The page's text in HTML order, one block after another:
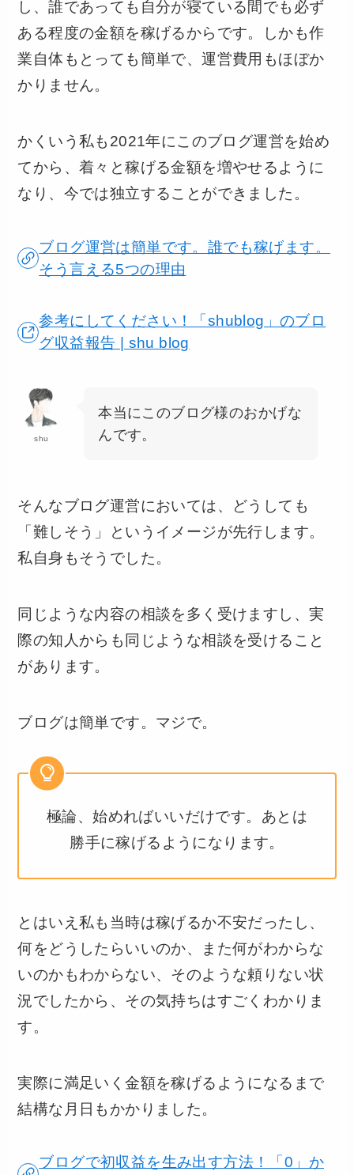
し、誰であっても自分が寝ている間でも必ず
ある程度の金額を稼げるからです。しかも作
業自体もとっても簡単で、運営費用もほぼか
かりません。
かくいう私も2021年にこのブログ運営を始め
てから、着々と稼げる金額を増やせるように
なり、今では独立することができました。
ブログ運営は簡単です。誰でも稼げます。
そう言える5つの理由
参考にしてください！「shublog」のブロ
グ収益報告 | shu blog
shu
本当にこのブログ様のおかげな
んです。
そんなブログ運営においては、どうしても
「難しそう」というイメージが先行します。
私自身もそうでした。
同じような内容の相談を多く受けますし、実
際の知人からも同じような相談を受けること
があります。
ブログは簡単です。マジで。
極論、始めればいいだけです。あとは
勝手に稼げるようになります。
とはいえ私も当時は稼げるか不安だったし、
何をどうしたらいいのか、また何がわからな
いのかもわからない、そのような頼りない状
況でしたから、その気持ちはすごくわかりま
す。
実際に満足いく金額を稼げるようになるまで
結構な月日もかかりました。
ブログで初収益を生み出す方法！「0」か